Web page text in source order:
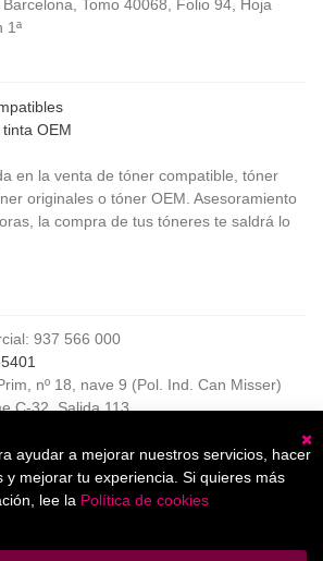
Tomo 40068, Folio 94, Hoja
1ª
OEM
en la venta de tóner compatible, tóner
originales o tóner OEM. Asesoramiento
la compra de tus tóneres te saldrá lo
937 566 000
nº 18, nave 9 (Pol. Ind. Can Misser)
C-32, Salida 113
cliente:
a 17:00,
ayudar a mejorar nuestros servicios, hacer
y mejorar tu experiencia. Si quieres más
lee la Política de cookies